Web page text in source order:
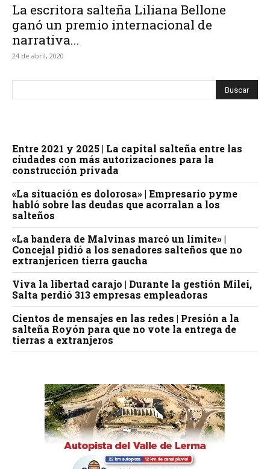
La escritora salteña Liliana Bellone
ganó un premio internacional de
narrativa...
24 de abril, 2020
Entre 2021 y 2025 | La capital salteña entre las
ciudades con más autorizaciones para la
construcción privada
«La situación es dolorosa» | Empresario pyme
habló sobre las deudas que acorralan a los
salteños
«La bandera de Malvinas marcó un límite» |
Concejal pidió a los senadores salteños que no
extranjericen tierra gaucha
Viva la libertad carajo | Durante la gestión Milei,
Salta perdió 313 empresas empleadoras
Cientos de mensajes en las redes | Presión a la
salteña Royón para que no vote la entrega de
tierras a extranjeros